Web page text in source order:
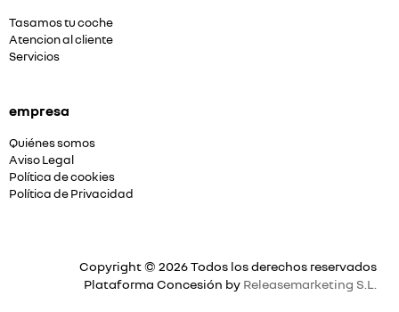
Tasamos tu coche
Atencion al cliente
Servicios
empresa
Quiénes somos
Aviso Legal
Política de cookies
Política de Privacidad
Copyright © 2026 Todos los derechos reservados
Plataforma Concesión by Releasemarketing S.L.